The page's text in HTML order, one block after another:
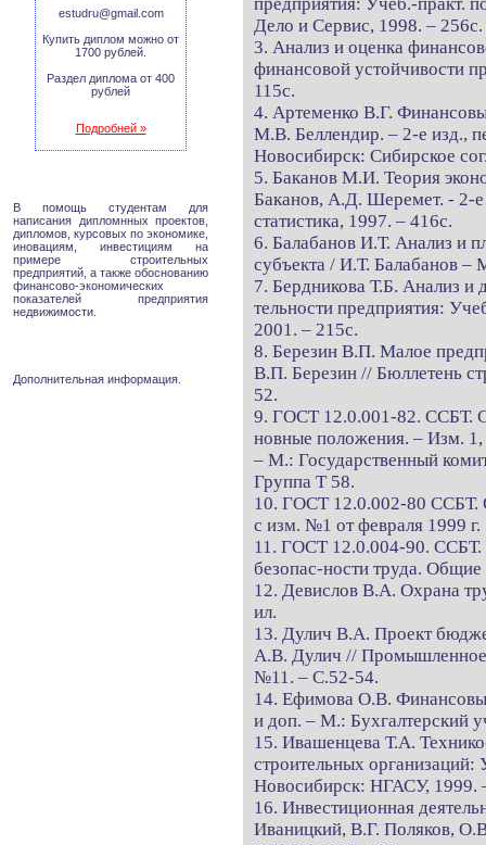
estudru@gmail.com
Купить диплом можно от
1700 рублей.
Раздел диплома от 400
рублей
Подробней »
В помощь студентам для
написания дипломнных проектов,
дипломов, курсовых по экономике,
иновациям, инвестициям на
примере строительных
предприятий, а также обоснованию
финансово-экономических
показателей предприятия
недвижимости.
Дополнительная информация.
Дело и Сервис, 1998. – 256с.
3. Анализ и оценка
финансовой устойчивости
115с.
4. Артеменко В.Г.
М.В. Беллендир. – 2-е изд.,
Новосибирск: Сибирское
5. Баканов М.И. Теория
Баканов, А.Д. Шеремет. - 2-
статистика, 1997. – 416с.
6. Балабанов И.Т. Анализ и
субъекта / И.Т. Балабанов –
7. Бердникова Т.Б. Анализ и
тельности предприятия:
2001. – 215с.
8. Березин В.П. Малое
В.П. Березин // Бюллетень
52.
9. ГОСТ 12.0.001-82. ССБТ.
новные положения. – Изм.
– М.: Государственный
Группа Т 58.
10. ГОСТ 12.0.002-80 ССБТ.
с изм. №1 от февраля 1999 г.
11. ГОСТ 12.0.004-90. ССБТ.
безопас-ности труда.
12. Девислов В.А. Охрана
ил.
13. Дулич В.А. Проект
А.В. Дулич // Промышленное
№11. – С.52-54.
14. Ефимова О.В.
и доп. – М.: Бухгалтерский
15. Ивашенцева Т.А.
строительных
Новосибирск: НГАСУ, 1999.
16. Инвестиционная
Иваницкий, В.Г. Поляков,